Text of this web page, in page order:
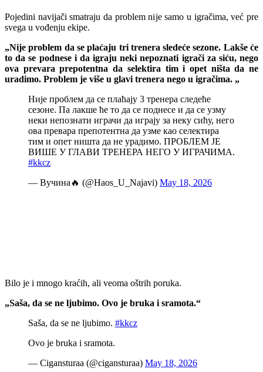
Pojedini navijači smatraju da problem nije samo u igračima, već pre
svega u vođenju ekipe.
„Nije problem da se plaćaju tri trenera sledeće sezone. Lakše će
to da se podnese i da igraju neki nepoznati igrači za siću, nego
ova prevara prepotentna da selektira tim i opet ništa da ne
uradimo. Problem je više u glavi trenera nego u igračima. „
Није проблем да се плаћају 3 тренера следеће
сезоне. Па лакше ће то да се поднесе и да се узму
неки непознати играчи да играју за неку сићу, него
ова превара препотентна да узме као селектира
тим и опет ништа да не урадимо. ПРОБЛЕМ ЈЕ
ВИШЕ У ГЛАВИ ТРЕНЕРА НЕГО У ИГРАЧИМА.
#kkcz
— Вучина🔥 (@Haos_U_Najavi) May 18, 2026
Bilo je i mnogo kraćih, ali veoma oštrih poruka.
„Saša, da se ne ljubimo. Ovo je bruka i sramota.“
Saša, da se ne ljubimo. #kkcz
Ovo je bruka i sramota.
— Cigansturaa (@cigansturaa) May 18, 2026